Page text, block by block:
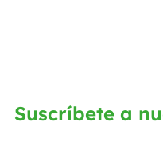
Suscríbete a